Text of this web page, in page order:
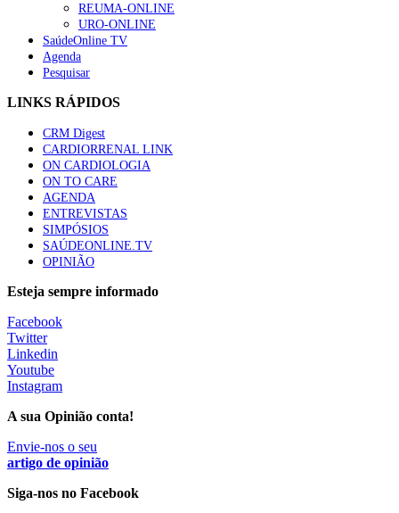
“Os programas de rastreio do cancro do pulmão são
custo-efetivos e representam um investimento
sustentável para os sistemas de saúde”
88 visualizações
Quase quatro em cada dez doentes com enfarte
apresentavam níveis elevados de Lp(a), revela estudo
86 visualizações
Trodelvy aprovado para primeira linha no cancro da
mama triplo negativo metastático em doentes não
elegíveis para inibidores PD-(L)1
MAIS NOTÍCIAS
Quase 11.900 jovens recorreram aos cheques psicólogo e
nutricionista no primeiro mês
7 Ago, 2026|0 Comments
ULS de Coimbra estreia cirurgia endoscópica do ouvido com
apoio robótico em Portugal
REUMA-ONLINE
URO-ONLINE
SaúdeOnline TV
Agenda
Pesquisar
LINKS RÁPIDOS
CRM Digest
CARDIORRENAL LINK
ON CARDIOLOGIA
ON TO CARE
AGENDA
ENTREVISTAS
SIMPÓSIOS
SAÚDEONLINE.TV
OPINIÃO
Esteja sempre informado
Facebook
Twitter
Linkedin
Youtube
Instagram
A sua Opinião conta!
Envie-nos o seu
artigo de opinião
Siga-nos no Facebook